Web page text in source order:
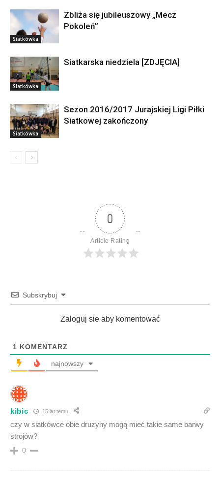
Siatkówka
Zbliża się jubileuszowy „Mecz
Pokoleń”
Siatkówka
Siatkarska niedziela [ZDJĘCIA]
Siatkówka
Sezon 2016/2017 Jurajskiej Ligi Piłki
Siatkowej zakończony
0
Article Rating
Subskrybuj
Zaloguj sie aby komentować
1 KOMENTARZ
najnowszy
kibic 15 lat temu
czy w siatkówce obie drużyny mogą mieć takie same barwy
strojów?
0